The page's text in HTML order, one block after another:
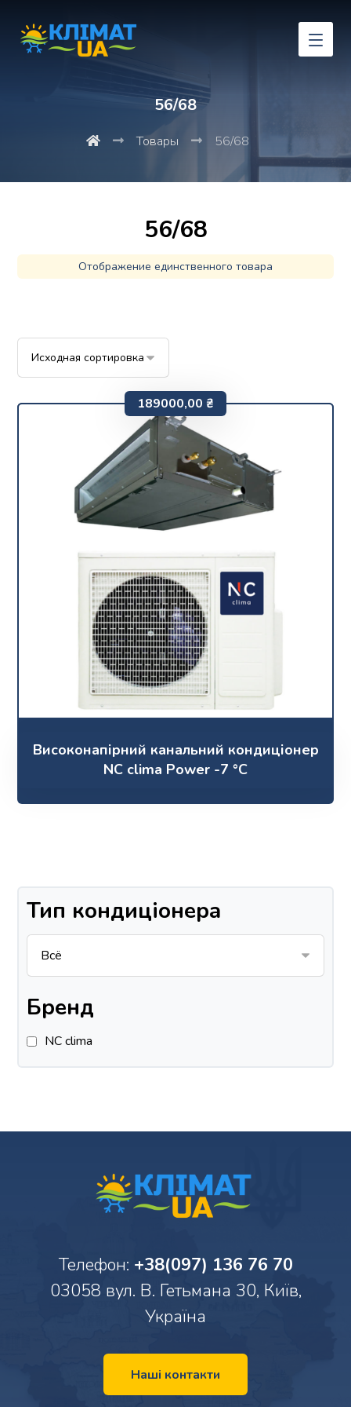
56/68
Товары 56/68
56/68
Отображение единственного товара
Високонапірний канальний кондиціонер
NC clima Power -7 °C
189000,00 ₴
Тип кондиціонера
Бренд
NC clima
Телефон: +38(097) 136 76 70
03058 вул. В. Гетьмана 30, Київ,
Україна
Наші контакти